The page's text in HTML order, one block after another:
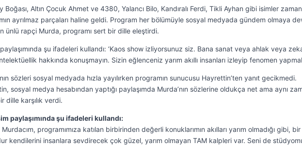
Boğası, Altın Çocuk Ahmet ve 4380, Yalancı Bilo, Kandıralı Ferdi, Tikli Ayhan gibi isimler
ayrılmaz parçaları haline geldi. Program her bölümüyle sosyal medyada gündem olmaya
ünlü rapçi Murda, programı sert bir dille eleştirdi.
şu ifadeleri kullandı: ‘Kaos show izliyorsunuz siz. Bana sanat veya ahlak veya
hakkında konuşmayın. Sizin eğlenceniz yarım akıllı insanları izleyip fenomen
sözleri sosyal medyada hızla yayılırken programın sunucusu Hayrettin’ten yanıt gecikmedi.
sosyal medya hesabından yaptığı paylaşımda Murda’nın sözlerine oldukça net ama aynı
dille karşılık verdi.
paylaşımında şu ifadeleri kullandı:
Murdacım, programımıza katılan birbirinden değerli konuklarımın akılları yarım olmadığı gibi,
kendilerini insanlara sevdirecek çok güzel, yarım olmayan TAM kalpleri var. Seni de